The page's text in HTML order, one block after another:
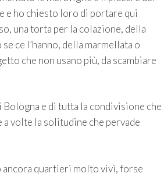
e ho chiesto loro di portare qui
una torta per la colazione, della
ce l’hanno, della marmellata o
che non usano più, da scambiare
Bologna e di tutta la condivisione che
volte la solitudine che pervade
ancora quartieri molto vivi, forse